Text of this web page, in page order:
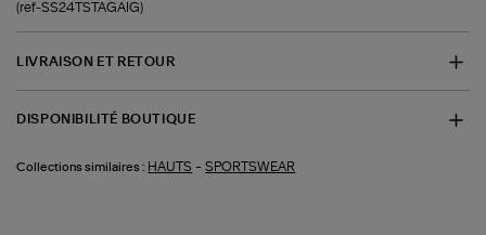
(ref-SS24TSTAGAIG)
LIVRAISON ET RETOUR
DISPONIBILITÉ BOUTIQUE
Collections similaires : HAUTS -SPORTSWEAR